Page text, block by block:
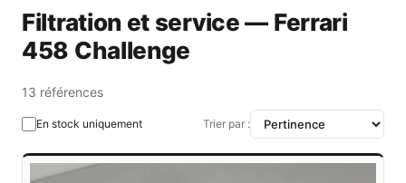
Filtration et service — Ferrari
458 Challenge
13 références
En stock uniquement Trier par :